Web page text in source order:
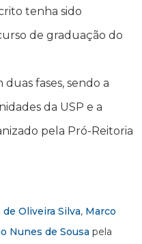
tenha sido
de graduação do
duas fases, sendo a
da USP e a
pela Pró-Reitoria
de Oliveira Silva, Marco
Nunes de Sousa pela